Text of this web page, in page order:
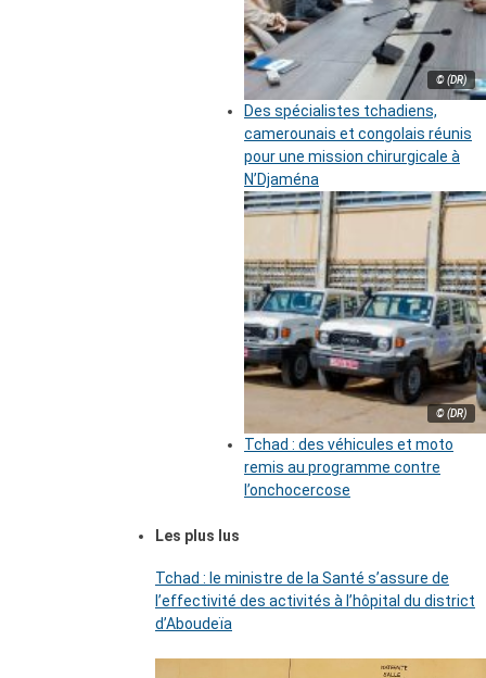
© (DR)
Des spécialistes tchadiens,
camerounais et congolais réunis
pour une mission chirurgicale à
N’Djaména
© (DR)
Tchad : des véhicules et moto
remis au programme contre
l’onchocercose
Les plus lus
Tchad : le ministre de la Santé s’assure de
l’effectivité des activités à l’hôpital du district
d’Aboudeïa